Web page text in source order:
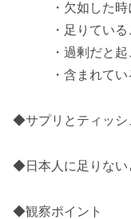
・欠如した時に
・足りているこ
・過剰だと起こ
・含まれてい
◆サプリとティッ
◆日本人に足りな
◆観察ポイント